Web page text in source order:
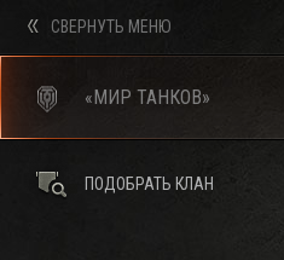
СВЕРНУТЬ МЕНЮ
«МИР ТАНКОВ»
ПОДОБРАТЬ КЛАН